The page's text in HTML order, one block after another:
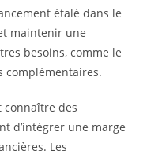
étalé dans le
maintenir une
besoins, comme le
complémentaires.
connaître des
d’intégrer une marge
Les